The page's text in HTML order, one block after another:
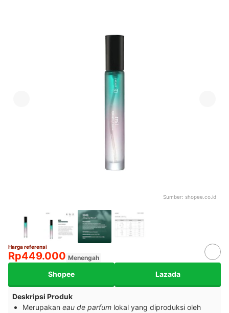
Sumber: shopee.co.id
Harga referensi
Rp449.000 Menengah
Shopee Lazada
Deskripsi Produk
Merupakan eau de parfum lokal yang diproduksi oleh